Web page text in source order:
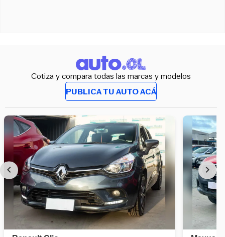
Cotiza y compara todas las marcas y modelos
PUBLICA TU AUTO ACÁ